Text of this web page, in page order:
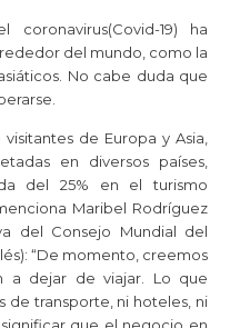
19) ha
del mundo, como la
No cabe duda que
de Europa y Asia,
en diversos países,
del 25% en el turismo
Maribel Rodríguez
del Consejo Mundial del
“De momento, creemos
a dejar de viajar. Lo que
de transporte, ni hoteles, ni